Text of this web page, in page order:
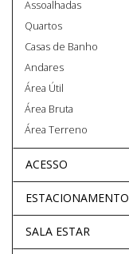
Assoalhadas
Quartos
Casas de Banho
Andares
Área Útil
Área Bruta
Área Terreno
ACESSO
ESTACIONAMENTO
SALA ESTAR